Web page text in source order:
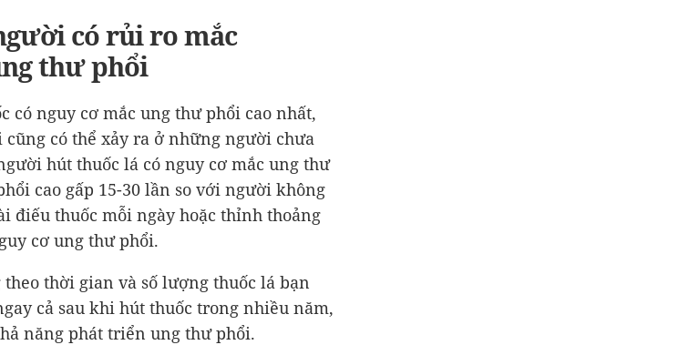
có rủi ro mắc
thư phổi
có nguy cơ mắc ung thư phổi cao nhất,
có thể xảy ra ở những người chưa
hút thuốc lá có nguy cơ mắc ung thư
cao gấp 15-30 lần so với người không
điếu thuốc mỗi ngày hoặc thỉnh thoảng
cơ ung thư phổi.
thời gian và số lượng thuốc lá bạn
cả sau khi hút thuốc trong nhiều năm,
năng phát triển ung thư phổi.